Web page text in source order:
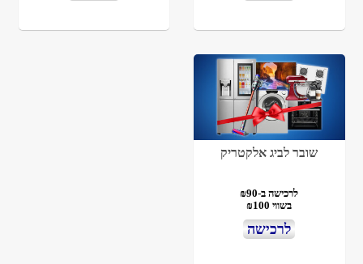
שובר לביג אלקטריק
לרכישה ב-₪90
בשווי ₪100
לרכישה